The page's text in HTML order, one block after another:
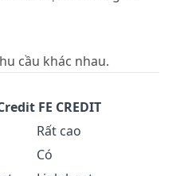
cầu khác nhau.
FE CREDIT
Rất cao
Có